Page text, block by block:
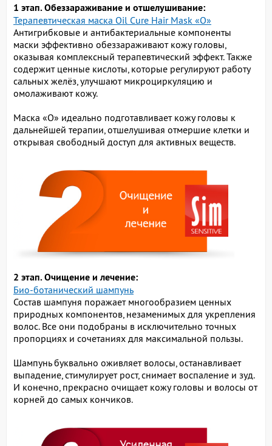
1 этап. Обеззараживание и отшелушивание:
Терапевтическая маска Oil Cure Hair Mask «О»
Антигрибковые и антибактериальные компоненты
маски эффективно обеззараживают кожу головы,
оказывая комплексный терапевтический эффект. Также
содержит ценные кислоты, которые регулируют работу
сальных желёз, улучшают микроциркуляцию и
омолаживают кожу.
Маска «О» идеально подготавливает кожу головы к
дальнейшей терапии, отшелушивая отмершие клетки и
открывая свободный доступ для активных веществ.
2 этап. Очищение и лечение:
Био-ботанический шампунь
Состав шампуня поражает многообразием ценных
природных компонентов, незаменимых для укрепления
волос. Все они подобраны в исключительно точных
пропорциях и сочетаниях для максимальной пользы.
Шампунь буквально оживляет волосы, останавливает
выпадение, стимулирует рост, снимает воспаление и зуд.
И конечно, прекрасно очищает кожу головы и волосы от
корней до самых кончиков.